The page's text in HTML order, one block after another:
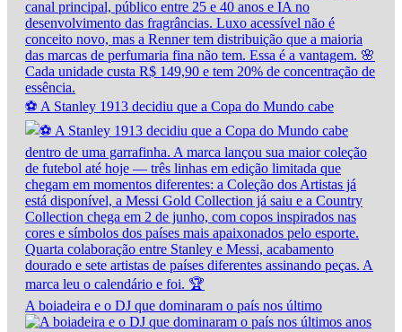
⚽ A Stanley 1913 decidiu que a Copa do Mundo cabe
A boiadeira e o DJ que dominaram o país nos último